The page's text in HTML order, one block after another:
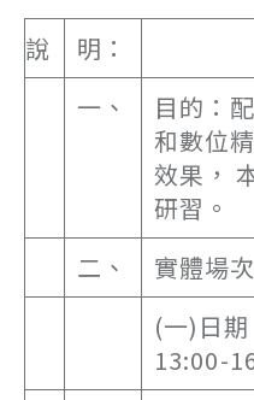
說
明：
一、
目的：
和數位
效果，
研習。
二、
實體場次
(一)日
13:00-